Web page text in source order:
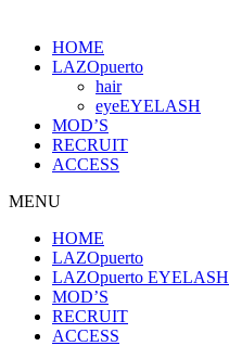
HOME
LAZOpuerto
hair
eye
MOD’S
RECRUIT
ACCESS
MENU
HOME
LAZOpuerto
LAZOpuerto EYELASH
MOD’S
RECRUIT
ACCESS